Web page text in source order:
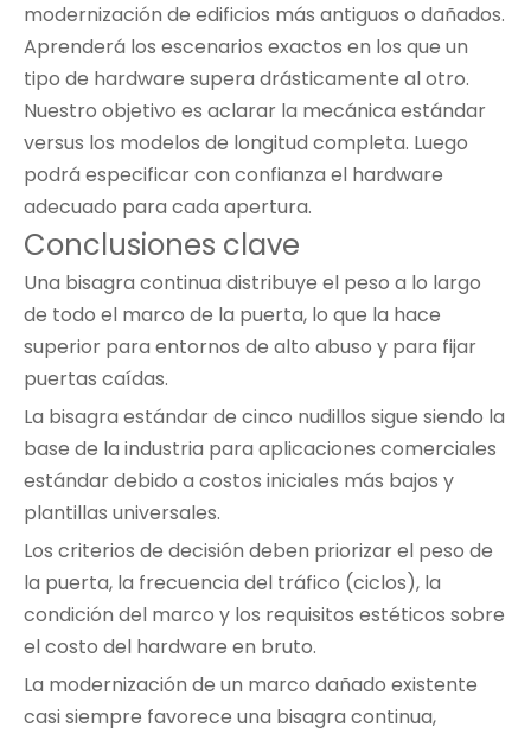
modernización de edificios más antiguos o dañados.
Aprenderá los escenarios exactos en los que un
tipo de hardware supera drásticamente al otro.
Nuestro objetivo es aclarar la mecánica estándar
versus los modelos de longitud completa. Luego
podrá especificar con confianza el hardware
adecuado para cada apertura.
Conclusiones clave
Una bisagra continua distribuye el peso a lo largo
de todo el marco de la puerta, lo que la hace
superior para entornos de alto abuso y para fijar
puertas caídas.
La bisagra estándar de cinco nudillos sigue siendo la
base de la industria para aplicaciones comerciales
estándar debido a costos iniciales más bajos y
plantillas universales.
Los criterios de decisión deben priorizar el peso de
la puerta, la frecuencia del tráfico (ciclos), la
condición del marco y los requisitos estéticos sobre
el costo del hardware en bruto.
La modernización de un marco dañado existente
casi siempre favorece una bisagra continua,